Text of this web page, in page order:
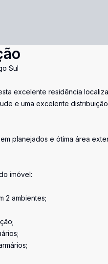
Sul
excelente residência
e uma excelente
planejados e ótima área
imóvel:
2 ambientes;